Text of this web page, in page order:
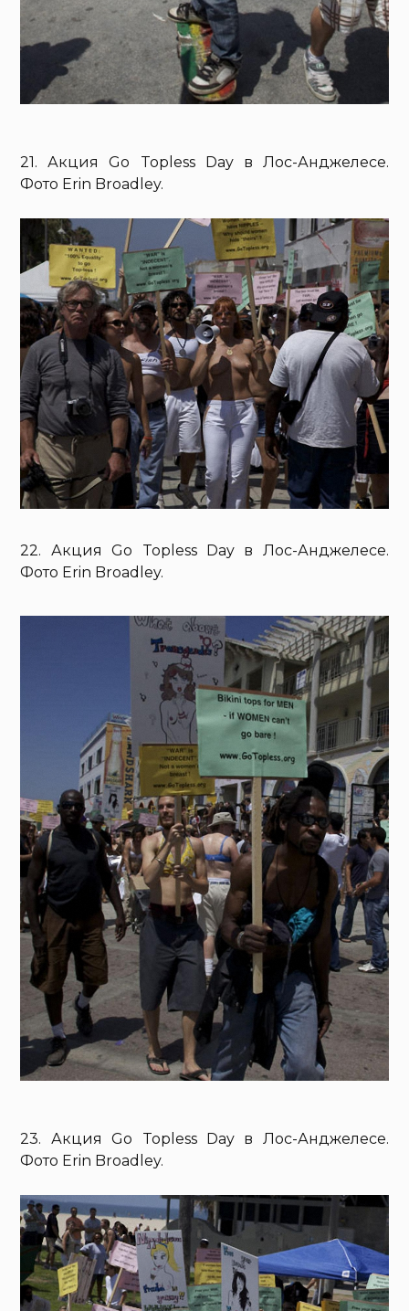
21. Акция Go Topless Day в Лос-Анджелесе.
Фото Erin Broadley.
22. Акция Go Topless Day в Лос-Анджелесе.
Фото Erin Broadley.
23. Акция Go Topless Day в Лос-Анджелесе.
Фото Erin Broadley.